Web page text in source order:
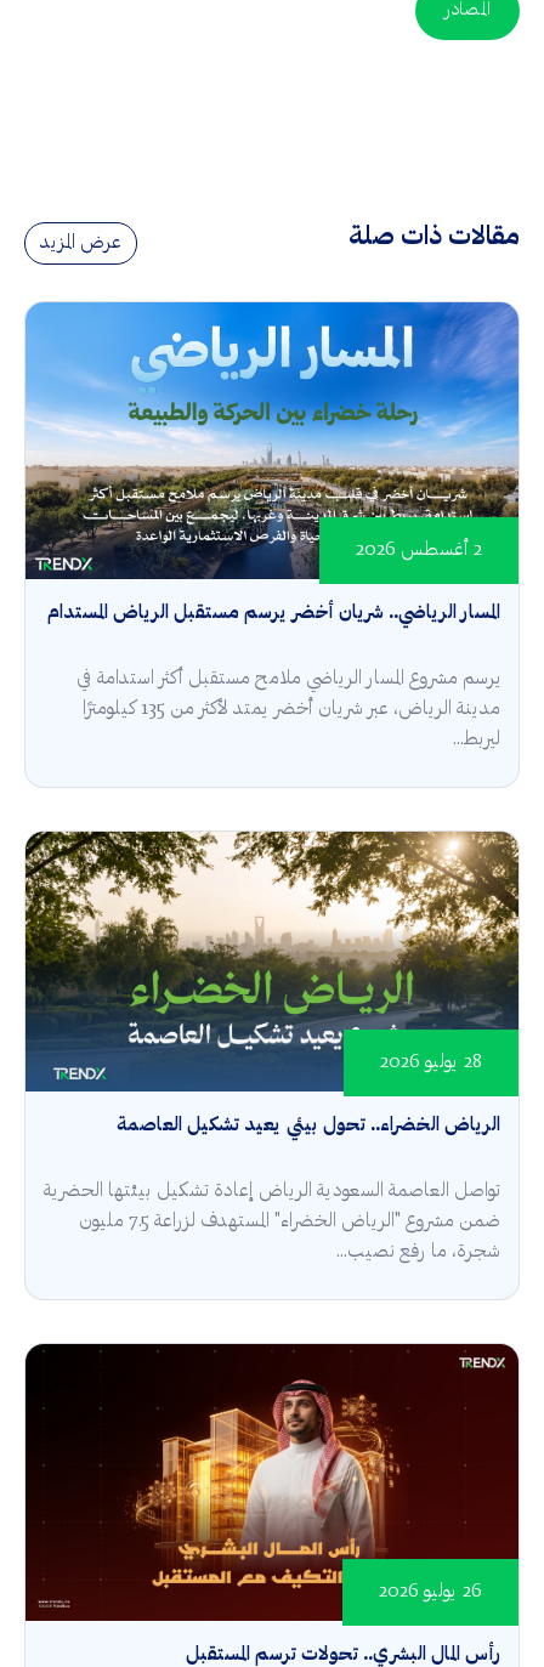
المصادر
مقالات ذات صلة عرض المزيد
المسار الرياضي.. شريان أخضر يرسم مستقبل الرياض المستدام
2 أغسطس 2026
يرسم مشروع المسار الرياضي ملامح مستقبل أكثر استدامة في
مدينة الرياض، عبر شريان أخضر يمتد لأكثر من 135 كيلومترًا
ليربط...
الرياض الخضراء.. تحول بيئي يعيد تشكيل العاصمة
28 يوليو 2026
تواصل العاصمة السعودية الرياض إعادة تشكيل بيئتها الحضرية
ضمن مشروع "الرياض الخضراء" المستهدف لزراعة 7.5 مليون
شجرة، ما رفع نصيب...
رأس المال البشري.. تحولات ترسم المستقبل
26 يوليو 2026